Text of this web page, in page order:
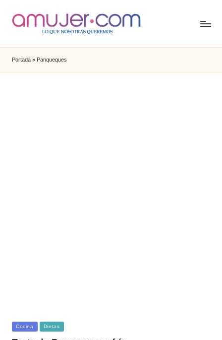
Portada » Panqueques
Publicada
Cocina Dietas